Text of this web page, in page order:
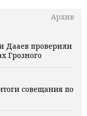
Архив
Дааев проверили
Грозного
совещания по